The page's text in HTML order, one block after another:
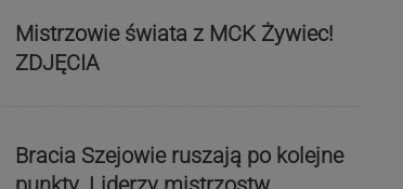
Mistrzowie świata z MCK Żywiec!
ZDJĘCIA
Bracia Szejowie ruszają po kolejne